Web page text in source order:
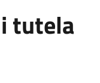
tutela